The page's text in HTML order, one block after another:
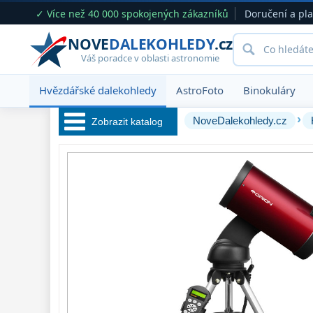
✓ Více než 40 000 spokojených zákazníků Doručení a
NOVEDALEKOHLEDY.cz
Váš poradce v oblasti astronomie
Hvězdářské dalekohledy AstroFoto Binokuláry
Zobrazit katalog NoveDalekohledy.cz ›